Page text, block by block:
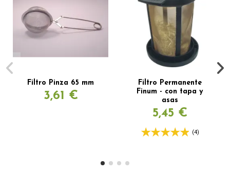
Filtro Pinza 65 mm
3,61 €
Filtro Permanente
Finum - con tapa y
asas
5,45 €
(4)